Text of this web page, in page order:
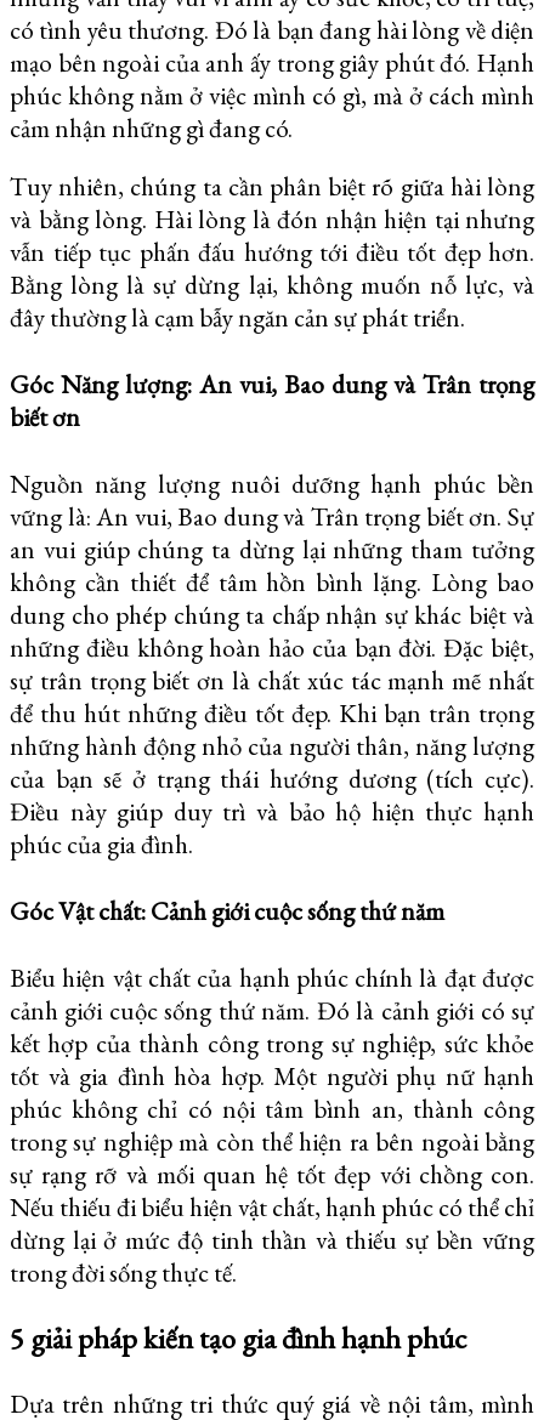
có tình yêu thương. Đó là bạn đang hài lòng về diện
mạo bên ngoài của anh ấy trong giây phút đó. Hạnh
phúc không nằm ở việc mình có gì, mà ở cách mình
cảm nhận những gì đang có.
Tuy nhiên, chúng ta cần phân biệt rõ giữa hài lòng
và bằng lòng. Hài lòng là đón nhận hiện tại nhưng
vẫn tiếp tục phấn đấu hướng tới điều tốt đẹp hơn.
Bằng lòng là sự dừng lại, không muốn nỗ lực, và
đây thường là cạm bẫy ngăn cản sự phát triển.
Góc Năng lượng: An vui, Bao dung và Trân trọng
biết ơn
Nguồn năng lượng nuôi dưỡng hạnh phúc bền
vững là: An vui, Bao dung và Trân trọng biết ơn. Sự
an vui giúp chúng ta dừng lại những tham tưởng
không cần thiết để tâm hồn bình lặng. Lòng bao
dung cho phép chúng ta chấp nhận sự khác biệt và
những điều không hoàn hảo của bạn đời. Đặc biệt,
sự trân trọng biết ơn là chất xúc tác mạnh mẽ nhất
để thu hút những điều tốt đẹp. Khi bạn trân trọng
những hành động nhỏ của người thân, năng lượng
của bạn sẽ ở trạng thái hướng dương (tích cực).
Điều này giúp duy trì và bảo hộ hiện thực hạnh
phúc của gia đình.
Góc Vật chất: Cảnh giới cuộc sống thứ năm
Biểu hiện vật chất của hạnh phúc chính là đạt được
cảnh giới cuộc sống thứ năm. Đó là cảnh giới có sự
kết hợp của thành công trong sự nghiệp, sức khỏe
tốt và gia đình hòa hợp. Một người phụ nữ hạnh
phúc không chỉ có nội tâm bình an, thành công
trong sự nghiệp mà còn thể hiện ra bên ngoài bằng
sự rạng rỡ và mối quan hệ tốt đẹp với chồng con.
Nếu thiếu đi biểu hiện vật chất, hạnh phúc có thể chỉ
dừng lại ở mức độ tinh thần và thiếu sự bền vững
trong đời sống thực tế.
5 giải pháp kiến tạo gia đình hạnh phúc
Dựa trên những tri thức quý giá về nội tâm, mình